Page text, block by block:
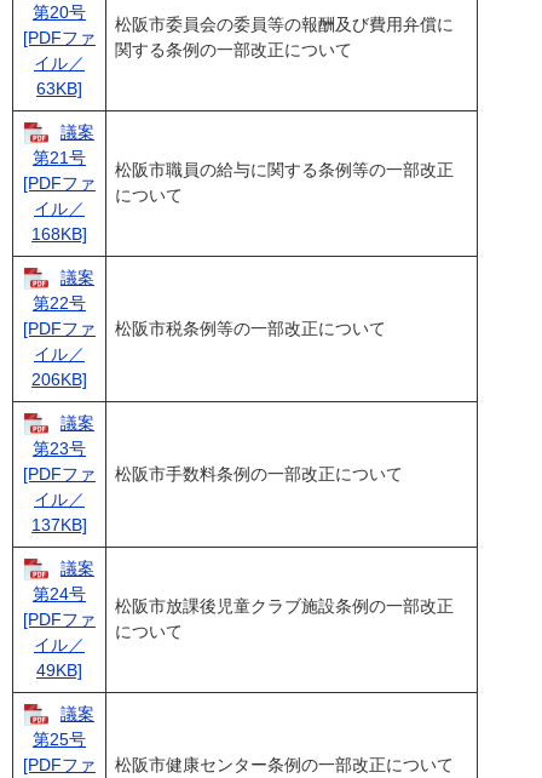
第20号
[PDFファ
イル／
63KB]
松阪市委員会の委員等の報酬及び費用弁償に
関する条例の一部改正について
議案
第21号
[PDFファ
イル／
168KB]
松阪市職員の給与に関する条例等の一部改正
について
議案
第22号
[PDFファ
イル／
206KB]
松阪市税条例等の一部改正について
議案
第23号
[PDFファ
イル／
137KB]
松阪市手数料条例の一部改正について
議案
第24号
[PDFファ
イル／
49KB]
松阪市放課後児童クラブ施設条例の一部改正
について
議案
第25号
[PDFファ
松阪市健康センター条例の一部改正について